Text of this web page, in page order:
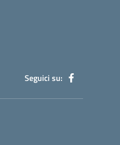
Seguici su: